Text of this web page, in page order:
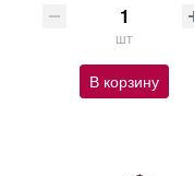
шт
В корзину